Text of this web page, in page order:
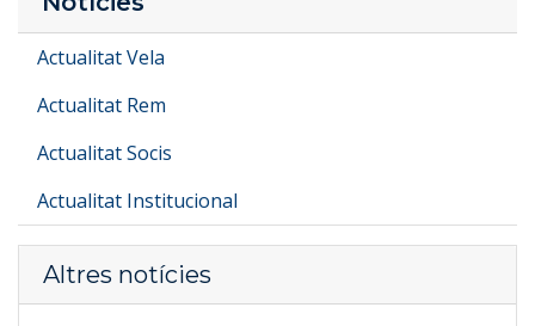
Actualitat Vela
Actualitat Rem
Actualitat Socis
Actualitat Institucional
Altres notícies